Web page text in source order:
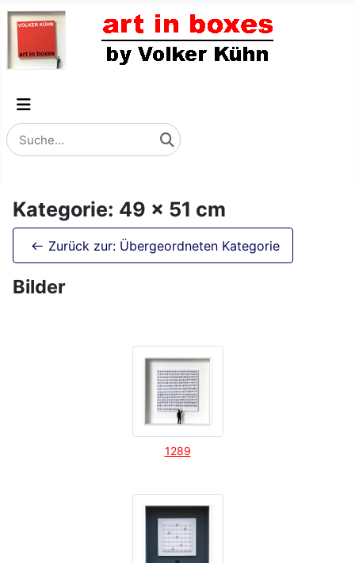
Kategorie: 49 x 51 cm
Zurück zur: Übergeordneten Kategorie
Bilder
1289